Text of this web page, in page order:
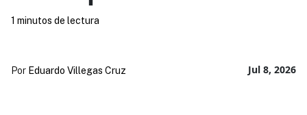
Jul 8, 2026
Por Eduardo Villegas Cruz
1 minutos de lectura